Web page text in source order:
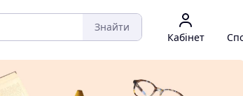
Знайти
Кабінет